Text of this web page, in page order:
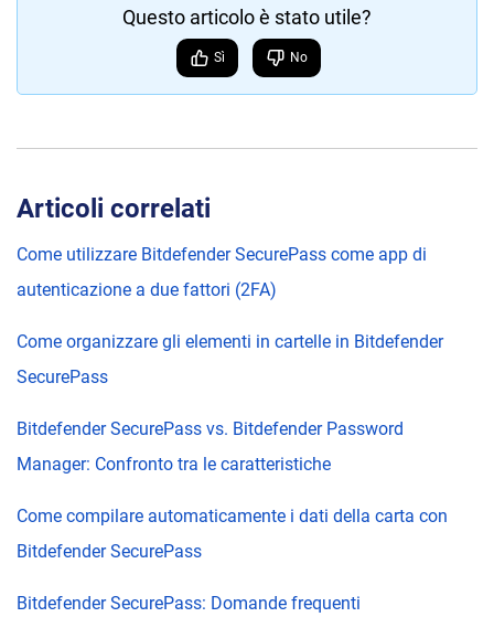
Questo articolo è stato utile?
Sì No
Articoli correlati
Come utilizzare Bitdefender SecurePass come app di
autenticazione a due fattori (2FA)
Come organizzare gli elementi in cartelle in Bitdefender
SecurePass
Bitdefender SecurePass vs. Bitdefender Password
Manager: Confronto tra le caratteristiche
Come compilare automaticamente i dati della carta con
Bitdefender SecurePass
Bitdefender SecurePass: Domande frequenti